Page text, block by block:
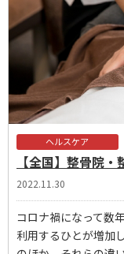
ヘルスケア
【全国】整骨院
2022.11.30
コロナ禍になって数
利用するひとが増加